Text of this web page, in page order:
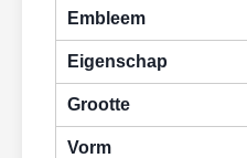
Embleem
Eigenschap
Grootte
Vorm